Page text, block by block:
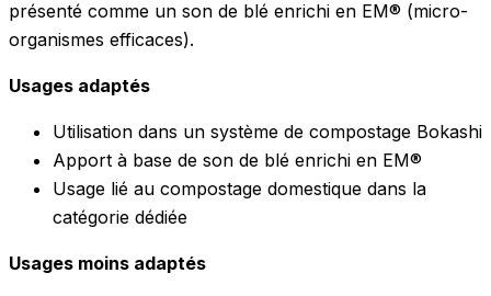
présenté comme un son de blé enrichi en EM® (micro-
organismes efficaces).
Usages adaptés
Utilisation dans un système de compostage Bokashi
Apport à base de son de blé enrichi en EM®
Usage lié au compostage domestique dans la
catégorie dédiée
Usages moins adaptés